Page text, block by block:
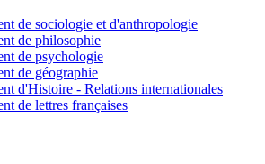
de sociologie et d'anthropologie
de philosophie
de psychologie
de géographie
d'Histoire - Relations internationales
de lettres françaises